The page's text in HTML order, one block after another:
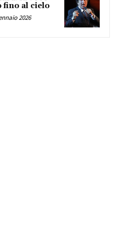
fino al cielo
2026